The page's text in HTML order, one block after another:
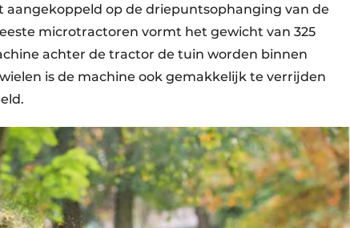
aangekoppeld op de driepuntsophanging van de
microtractoren vormt het gewicht van 325
achter de tractor de tuin worden binnen
is de machine ook gemakkelijk te verrijden